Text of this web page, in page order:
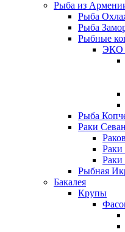
Рыба из
Рыба
Рыба
Рыбные
ЭКО
Рыба
Раки
Раки
Рыбная
Бакалея
Крупы